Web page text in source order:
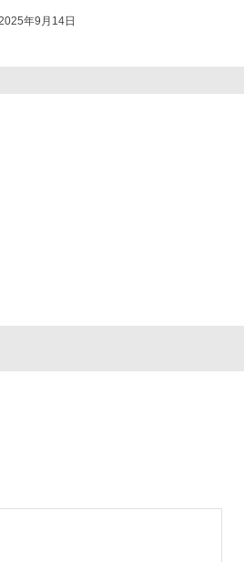
年9月14日